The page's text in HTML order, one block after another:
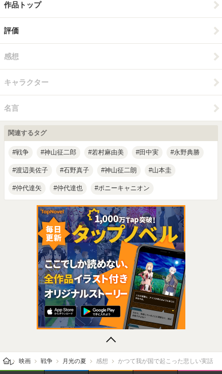
作品トップ
評価
感想
キャラクター
名言
関連するタグ
戦争 神山征二郎 若村麻由美 田中実 永野典勝
渡辺美佐子 石野真子 神山征二朗 山本圭
仲代達矢 仲代達也 ポニーキャニオン
レビューン トップ
映画 戦争 月光の夏 感想 かつて我が国で起こった悲しい実話